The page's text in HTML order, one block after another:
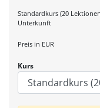
Standardkurs (20
Unterkunft
Preis in EUR
Kurs